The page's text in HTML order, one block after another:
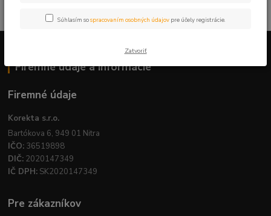
Firemné údaje a informácie
Firemné údaje
Korekta s.r.o.
Bartókova 6, 949 01 Nitra
IČO: 36519898
DIČ: 2020147349
IČ DPH: SK2020147349
Pre zákazníkov
Súhlasím sospracovaním osobných údajov pre účely registrácie.
Zatvoriť